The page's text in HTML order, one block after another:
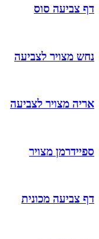
דף צביעה סוס
נחש מצויר לצביעה
אריה מצויר לצביעה
ספיידרמן מצויר
דף צביעה מכונית